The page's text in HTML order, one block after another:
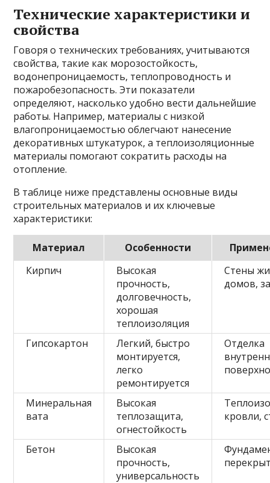
Технические характеристики и
свойства
Говоря о технических требованиях, учитываются
свойства, такие как морозостойкость,
водонепроницаемость, теплопроводность и
пожаробезопасность. Эти показатели
определяют, насколько удобно вести дальнейшие
работы. Например, материалы с низкой
влагопроницаемостью облегчают нанесение
декоративных штукатурок, а теплоизоляционные
материалы помогают сократить расходы на
отопление.
В таблице ниже представлены основные виды
строительных материалов и их ключевые
характеристики:
Материал Особенности
Кирпич
Высокая
прочность,
долговечность,
хорошая
теплоизоляция
Стены
домов,
Гипсокартон
Легкий, быстро
монтируется,
легко
ремонтируется
Отделка
Минеральная
вата
Высокая
теплозащита,
огнестойкость
кровли,
Бетон
Высокая
прочность,
универсальность